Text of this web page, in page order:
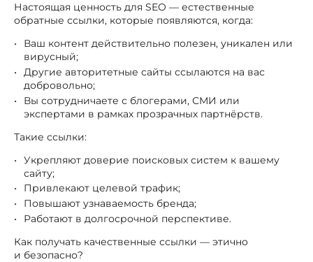
Настоящая ценность для SEO — естественные
обратные ссылки, которые появляются, когда:
Ваш контент действительно полезен, уникален или
вирусный;
Другие авторитетные сайты ссылаются на вас
добровольно;
Вы сотрудничаете с блогерами, СМИ или
экспертами в рамках прозрачных партнёрств.
Такие ссылки:
Укрепляют доверие поисковых систем к вашему
сайту;
Привлекают целевой трафик;
Повышают узнаваемость бренда;
Работают в долгосрочной перспективе.
Как получать качественные ссылки — этично
и безопасно?